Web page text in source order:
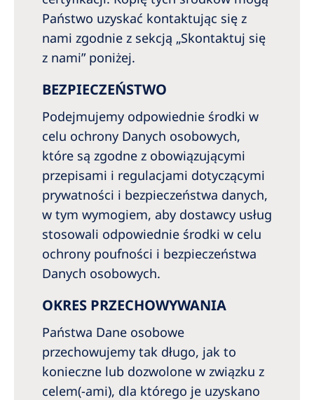
Państwo uzyskać kontaktując się z
nami zgodnie z sekcją „Skontaktuj się
z nami” poniżej.
BEZPIECZEŃSTWO
Podejmujemy odpowiednie środki w
celu ochrony Danych osobowych,
które są zgodne z obowiązującymi
przepisami i regulacjami dotyczącymi
prywatności i bezpieczeństwa danych,
w tym wymogiem, aby dostawcy usług
stosowali odpowiednie środki w celu
ochrony poufności i bezpieczeństwa
Danych osobowych.
OKRES PRZECHOWYWANIA
Państwa Dane osobowe
przechowujemy tak długo, jak to
konieczne lub dozwolone w związku z
celem(-ami), dla którego je uzyskano